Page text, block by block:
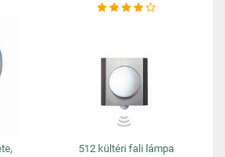
512 kültéri fali lámpa